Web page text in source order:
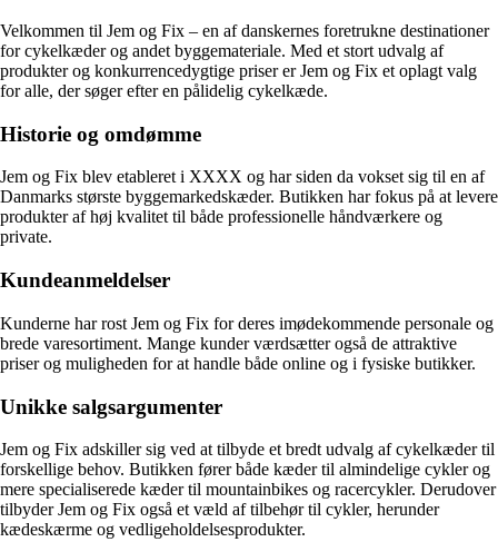
Velkommen til Jem og Fix – en af danskernes foretrukne destinationer
for cykelkæder og andet byggemateriale. Med et stort udvalg af
produkter og konkurrencedygtige priser er Jem og Fix et oplagt valg
for alle, der søger efter en pålidelig cykelkæde.
Historie og omdømme
Jem og Fix blev etableret i XXXX og har siden da vokset sig til en af
Danmarks største byggemarkedskæder. Butikken har fokus på at levere
produkter af høj kvalitet til både professionelle håndværkere og
private.
Kundeanmeldelser
Kunderne har rost Jem og Fix for deres imødekommende personale og
brede varesortiment. Mange kunder værdsætter også de attraktive
priser og muligheden for at handle både online og i fysiske butikker.
Unikke salgsargumenter
Jem og Fix adskiller sig ved at tilbyde et bredt udvalg af cykelkæder til
forskellige behov. Butikken fører både kæder til almindelige cykler og
mere specialiserede kæder til mountainbikes og racercykler. Derudover
tilbyder Jem og Fix også et væld af tilbehør til cykler, herunder
kædeskærme og vedligeholdelsesprodukter.